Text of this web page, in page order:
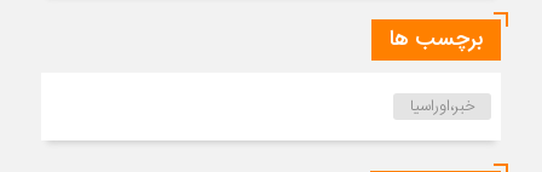
برچسب ها
خبر،اوراسیا